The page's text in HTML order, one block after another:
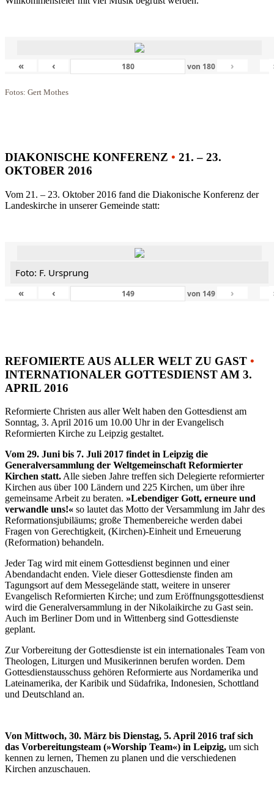
« ‹ von 180 ›
Fotos: Gert Mothes
DIAKONISCHE KONFERENZ • 21. – 23.
OKTOBER 2016
Vom 21. – 23. Oktober 2016 fand die Diakonische Konferenz der
Landeskirche in unserer Gemeinde statt:
Foto: F. Ursprung
«
‹ von 149 ›
REFOMIERTE AUS ALLER WELT ZU GAST •
INTERNATIONALER GOTTESDIENST AM 3.
APRIL 2016
Reformierte Christen aus aller Welt haben den Gottesdienst am
Sonntag, 3. April 2016 um 10.00 Uhr in der Evangelisch
Reformierten Kirche zu Leipzig gestaltet.
Vom 29. Juni bis 7. Juli 2017 findet in Leipzig die
Generalversammlung der Weltgemeinschaft Reformierter
Kirchen statt.Alle sieben Jahre treffen sich Delegierte reformierter
Kirchen aus über 100 Ländern und 225 Kirchen, um über ihre
gemeinsame Arbeit zu beraten. »Lebendiger Gott, erneure und
verwandle uns!« so lautet das Motto der Versammlung im Jahr des
Reformationsjubiläums; große Themenbereiche werden dabei
Fragen von Gerechtigkeit, (Kirchen)-Einheit und Erneuerung
(Reformation) behandeln.
Jeder Tag wird mit einem Gottesdienst beginnen und einer
Abendandacht enden. Viele dieser Gottesdienste finden am
Tagungsort auf dem Messegelände statt, weitere in unserer
Evangelisch Reformierten Kirche; und zum Eröffnungsgottesdienst
wird die Generalversammlung in der Nikolaikirche zu Gast sein.
Auch im Berliner Dom und in Wittenberg sind Gottesdienste
geplant.
Zur Vorbereitung der Gottesdienste ist ein internationales Team von
Theologen, Liturgen und Musikerinnen berufen worden. Dem
Gottesdienstausschuss gehören Reformierte aus Nordamerika und
Lateinamerika, der Karibik und Südafrika, Indonesien, Schottland
und Deutschland an.
Von Mittwoch, 30. März bis Dienstag, 5. April 2016 traf sich
das Vorbereitungsteam (»Worship Team«) in Leipzig, um sich
kennen zu lernen, Themen zu planen und die verschiedenen
Kirchen anzuschauen.